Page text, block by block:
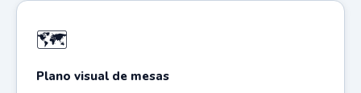
🗺️
Plano visual de mesas